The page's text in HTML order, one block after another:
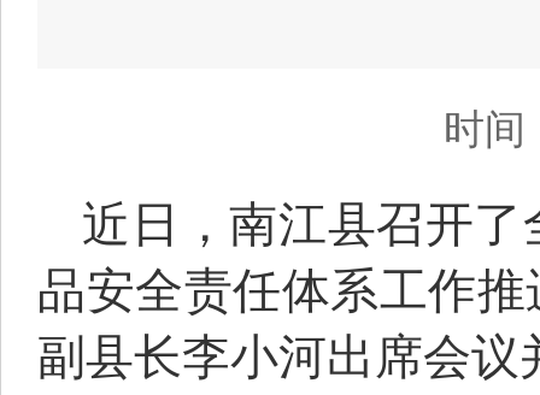
时间
近日，南江县召开
品安全责任体系工作
副县长李小河出席会议